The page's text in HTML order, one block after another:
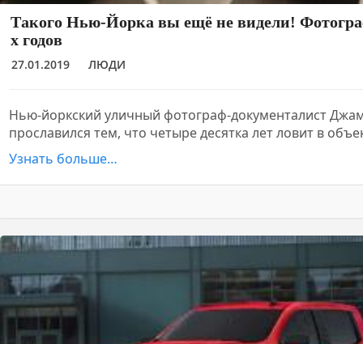
Такого Нью-Йорка вы ещё не видели!
х годов
27.01.2019 ЛЮДИ
Нью-йоркский уличный фотограф-документалист
прославился тем, что четыре десятка лет ловит в
Узнать больше…